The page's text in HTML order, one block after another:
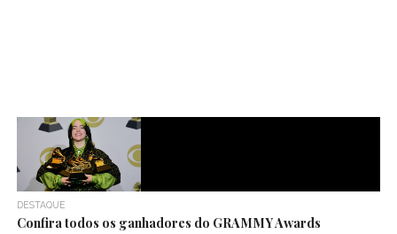
DESTAQUE
Confira todos os ganhadores do GRAMMY Awards